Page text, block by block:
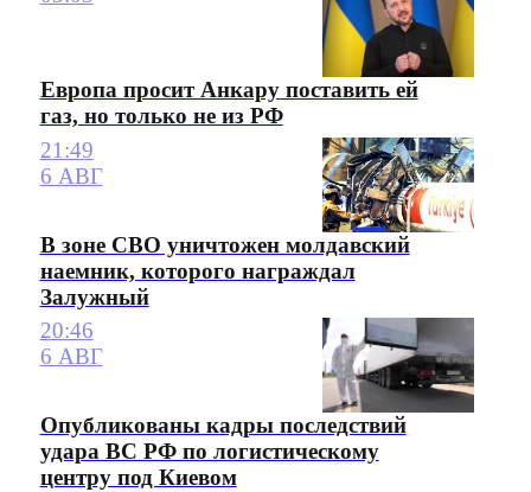
Европа просит Анкару поставить ей
газ, но только не из РФ
21:49
6 АВГ
В зоне СВО уничтожен молдавский
наемник, которого награждал
Залужный
20:46
6 АВГ
Опубликованы кадры последствий
удара ВС РФ по логистическому
центру под Киевом